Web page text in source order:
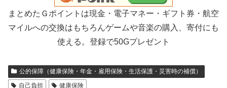
まとめたＧポイントは現金・電子マネー・ギフト券・航空
マイルへの交換はもちろんゲームや音楽の購入、寄付にも
使える。登録で50Gプレゼント
公的保障（健康保険・年金・雇用保険・生活保護・災害時の補償）
自己負担
健康保険